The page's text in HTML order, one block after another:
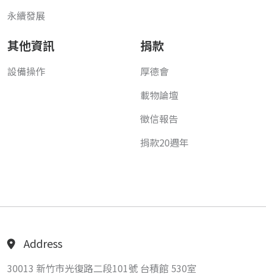
永續發展
其他資訊
設備操作
捐款
厚德會
載物論壇
徵信報告
捐款20週年
Address
30013 新竹市光復路二段101號 台積館 530室